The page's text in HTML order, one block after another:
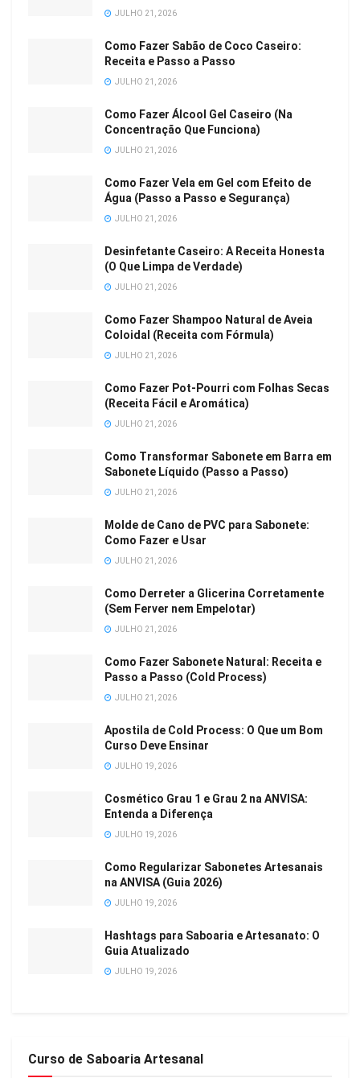
JULHO 21, 2026
Como Fazer Sabão de Coco Caseiro:
Receita e Passo a Passo
JULHO 21, 2026
Como Fazer Álcool Gel Caseiro (Na
Concentração Que Funciona)
JULHO 21, 2026
Como Fazer Vela em Gel com Efeito de
Água (Passo a Passo e Segurança)
JULHO 21, 2026
Desinfetante Caseiro: A Receita Honesta
(O Que Limpa de Verdade)
JULHO 21, 2026
Como Fazer Shampoo Natural de Aveia
Coloidal (Receita com Fórmula)
JULHO 21, 2026
Como Fazer Pot-Pourri com Folhas Secas
(Receita Fácil e Aromática)
JULHO 21, 2026
Como Transformar Sabonete em Barra em
Sabonete Líquido (Passo a Passo)
JULHO 21, 2026
Molde de Cano de PVC para Sabonete:
Como Fazer e Usar
JULHO 21, 2026
Como Derreter a Glicerina Corretamente
(Sem Ferver nem Empelotar)
JULHO 21, 2026
Como Fazer Sabonete Natural: Receita e
Passo a Passo (Cold Process)
JULHO 21, 2026
Apostila de Cold Process: O Que um Bom
Curso Deve Ensinar
JULHO 19, 2026
Cosmético Grau 1 e Grau 2 na ANVISA:
Entenda a Diferença
JULHO 19, 2026
Como Regularizar Sabonetes Artesanais
na ANVISA (Guia 2026)
JULHO 19, 2026
Hashtags para Saboaria e Artesanato: O
Guia Atualizado
JULHO 19, 2026
Curso de Saboaria Artesanal